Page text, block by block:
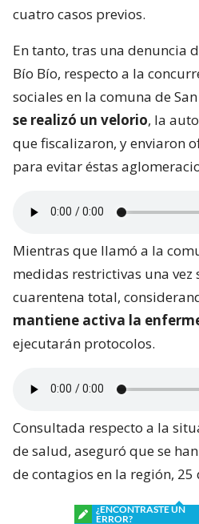
cuatro casos previos.
En tanto, tras una denuncia
Bío Bío, respecto a la
sociales en la comuna de
se realizó un velorio, la
que fiscalizaron, y enviaron
para evitar éstas
Mientras que llamó a la
medidas restrictivas una vez
cuarentena total,
mantiene activa la
ejecutarán protocolos.
Consultada respecto a la
de salud, aseguró que se
de contagios en la región, 25
¿ENCONTRASTE UN
ERROR?